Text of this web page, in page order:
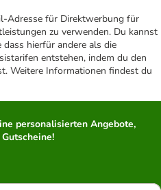
Adresse für Direktwerbung für
zu verwenden. Du kannst
hierfür andere als die
entstehen, indem du den
Weitere Informationen findest du
personalisierten Angebote,